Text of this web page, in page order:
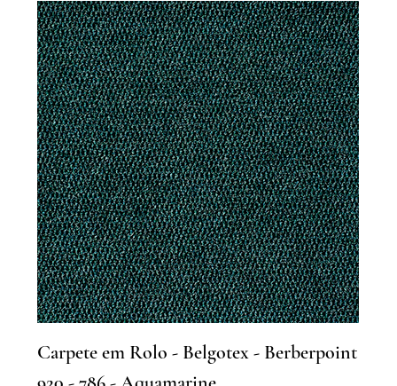
Carpete em Rolo - Belgotex - Berberpoint